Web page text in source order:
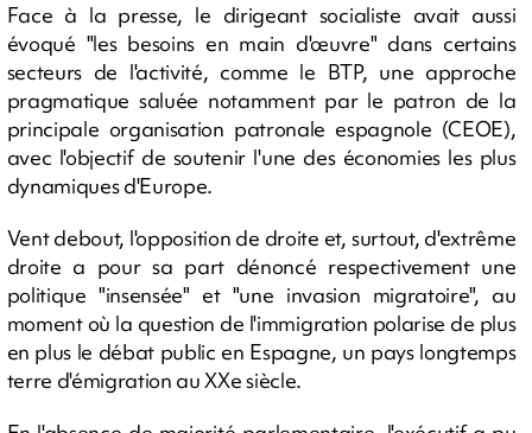
Face à la presse, le dirigeant socialiste avait aussi
évoqué "les besoins en main d'œuvre" dans certains
secteurs de l'activité, comme le BTP, une approche
pragmatique saluée notamment par le patron de la
principale organisation patronale espagnole (CEOE),
avec l'objectif de soutenir l'une des économies les plus
dynamiques d'Europe.
Vent debout, l'opposition de droite et, surtout, d'extrême
droite a pour sa part dénoncé respectivement une
politique "insensée" et "une invasion migratoire", au
moment où la question de l'immigration polarise de plus
en plus le débat public en Espagne, un pays longtemps
terre d'émigration au XXe siècle.